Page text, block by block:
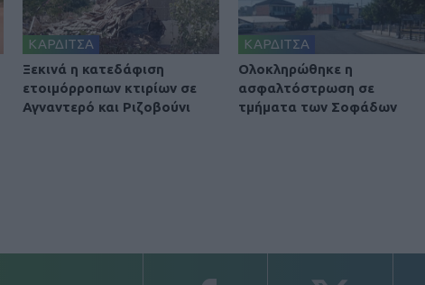
ΚΑΡΔΙΤΣΑ
Ξεκινά η κατεδάφιση
ετοιμόρροπων κτιρίων σε
Αγναντερό και Ριζοβούνι
ΚΑΡΔΙΤΣΑ
Ολοκληρώθηκε η
ασφαλτόστρωση σε
τμήματα των Σοφάδων